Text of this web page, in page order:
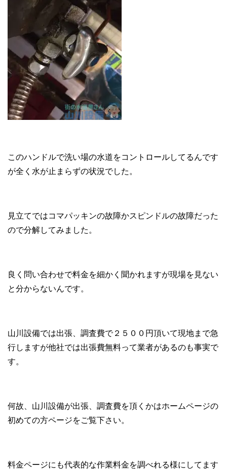
このハンドルで洗い場の水道をコントロールしてるんです
が全く水が止まらずの状況でした。
見立てではコマパッキンの故障かスピンドルの故障だった
ので分解してみました。
良く問い合わせで料金を細かく聞かれますが現場を見ない
と分からないんです。
山川設備では出張、調査費で２５００円頂いて現地まで急
行しますが他社では出張費無料って業者があるのも事実で
す。
何故、山川設備が出張、調査費を頂くかはホームページの
初めての方ページをご覧下さい。
料金ページにも代表的な作業料金を調べれる様にしてます